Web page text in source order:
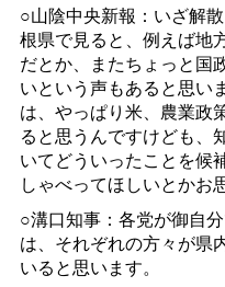
○山陰中央新報：いざ解
根県で見ると、例えば地
だとか、またちょっと国
いという声もあると思い
は、やっぱり米、農業政
ると思うんですけども、
いてどういったことを候
しゃべってほしいとかお
○溝口知事：各党が御自
は、それぞれの方々が県
いると思います。